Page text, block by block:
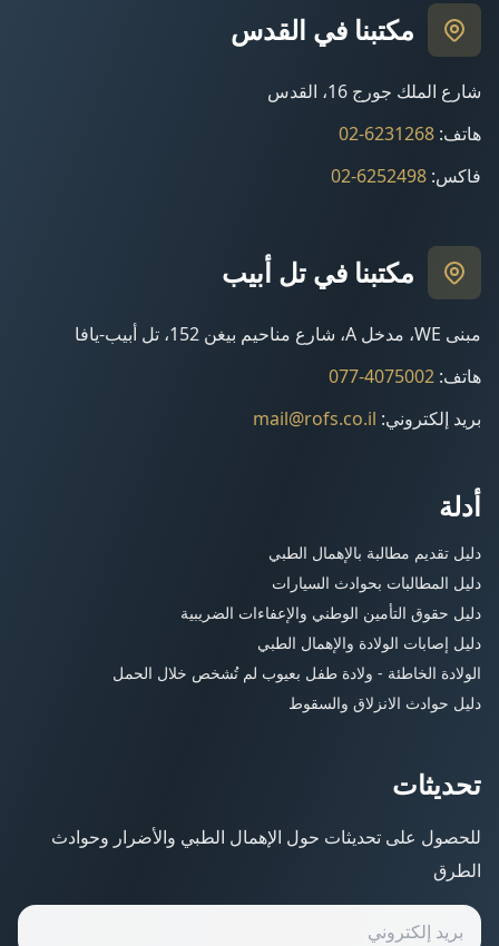
مكتبنا في القدس
شارع الملك جورج 16، القدس
هاتف:
02-6231268
فاكس:
02-6252498
مكتبنا في تل أبيب
مبنى WE، مدخل A، شارع مناحيم بيغن 152، تل أبيب-يافا
هاتف:
077-4075002
بريد إلكتروني:
mail@rofs.co.il
أدلة
دليل تقديم مطالبة بالإهمال الطبي
دليل المطالبات بحوادث السيارات
دليل حقوق التأمين الوطني والإعفاءات الضريبية
دليل إصابات الولادة والإهمال الطبي
الولادة الخاطئة - ولادة طفل بعيوب لم تُشخص خلال الحمل
دليل حوادث الانزلاق والسقوط
تحديثات
للحصول على تحديثات حول الإهمال الطبي والأضرار وحوادث
الطرق